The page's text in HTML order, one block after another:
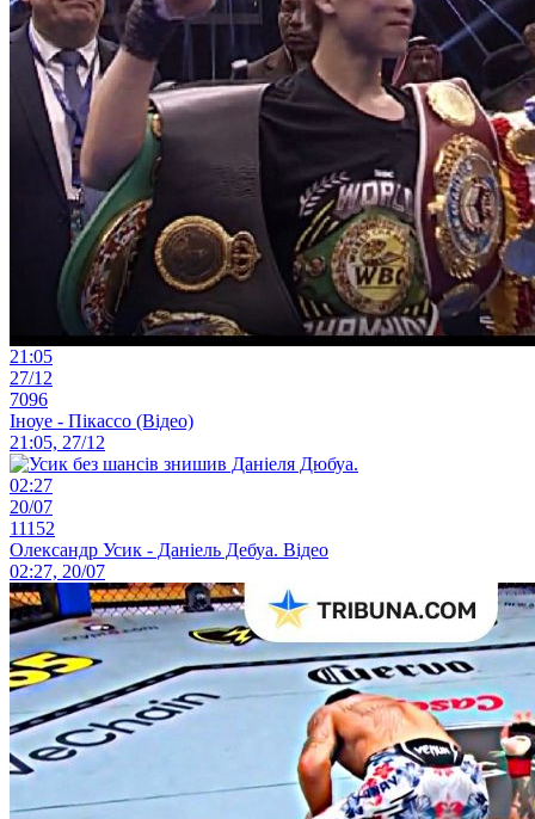
21:05
27/12
7096
Іноуе - Пікассо (Відео)
21:05, 27/12
02:27
20/07
11152
Олександр Усик - Даніель Дебуа. Відео
02:27, 20/07